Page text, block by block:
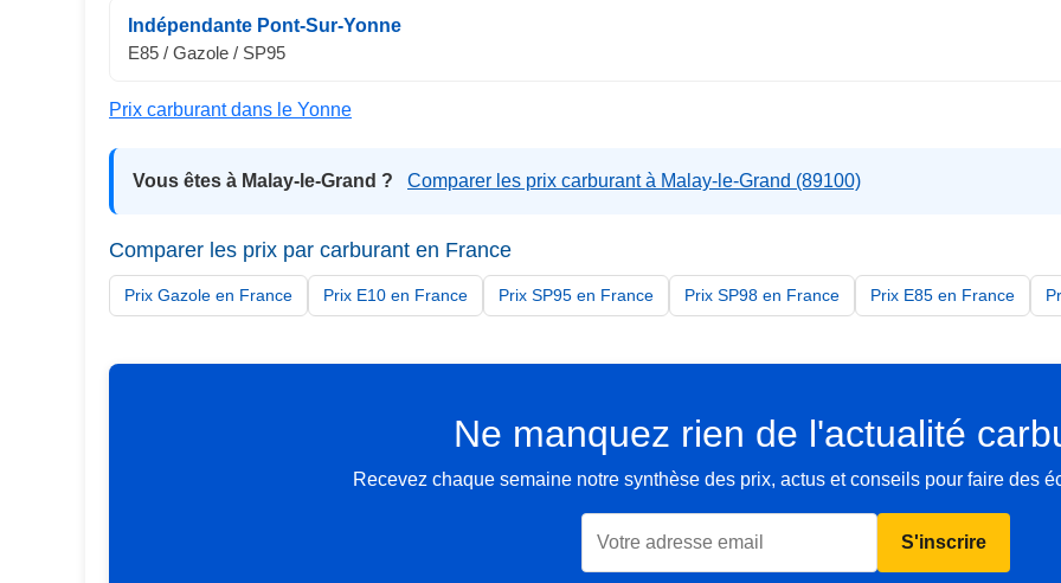
Indépendante Pont-Sur-Yonne
E85 / Gazole / SP95
Prix carburant dans le Yonne
Vous êtes à Malay-le-Grand ? Comparer les prix carburant à Malay-le-Grand (89100)
Comparer les prix par carburant en France
Prix Gazole en France Prix E10 en France Prix SP95 en France Prix SP98 en France Prix E85 en France
Ne manquez rien de l'actualité
Recevez chaque semaine notre synthèse des prix, actus et conseils pour faire des
S'inscrire